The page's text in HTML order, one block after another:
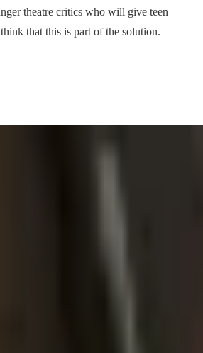
theatre critics who will give teen
that this is part of the solution.